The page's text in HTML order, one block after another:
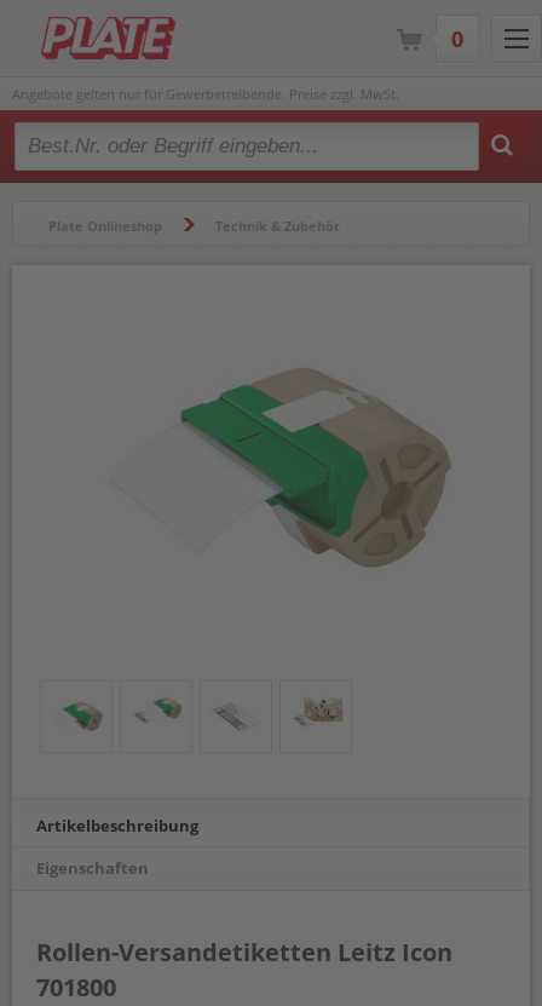
Angebote gelten nur für Gewerbetreibende. Preise zzgl. MwSt.
Type 2 or more characters for results.
Plate Onlineshop Technik & Zubehör
Artikelbeschreibung
Eigenschaften
Rollen-Versandetiketten Leitz Icon
701800
0